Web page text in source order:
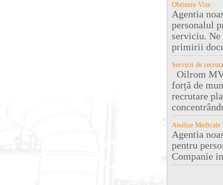
Obtinere Vize
Agentia
personalul
serviciu.
primirii
Servicii de
Oilrom
forță de
recrutare
Analize Medicale
Agentia
pentru
Companie